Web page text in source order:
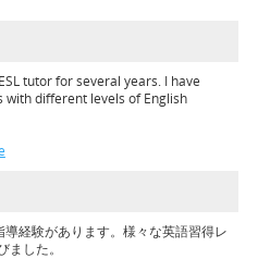
tutor for several years. I have
different levels of English
経験があります。様々な英語習得レ
した。